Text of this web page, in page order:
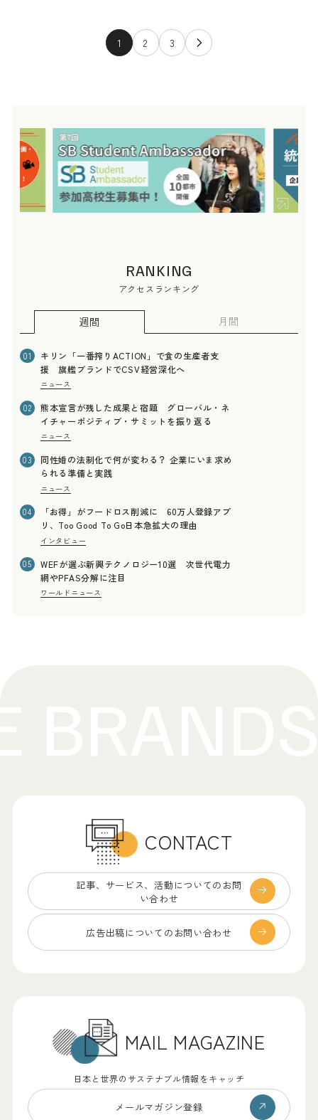
1 2 3
RANKING
アクセスランキング
週間 月間
01
キリン「一番搾りACTION」で食の生産者支
援 旗艦ブランドでCSV経営深化へ
ニュース
02
熊本宣言が残した成果と宿題 グローバル・ネ
イチャーポジティブ・サミットを振り返る
ニュース
03
同性婚の法制化で何が変わる？ 企業にいま求め
られる準備と実践
ニュース
04
「お得」がフードロス削減に 60万人登録アプ
リ、Too Good To Go日本急拡大の理由
インタビュー
05
WEFが選ぶ新興テクノロジー10選 次世代電力
網やPFAS分解に注目
ワールドニュース
CONTACT
記事、サービス、 活動についてのお問
い合わせ
広告出稿についての お問い合わせ
MAIL MAGAZINE
日本と世界のサステナブル情報をキャッチ
メールマガジン登録